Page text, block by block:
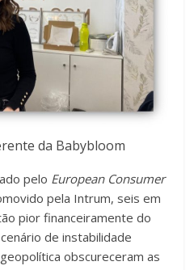
da Babybloom
pelo European Consumer
pela Intrum, seis em
pior financeiramente do
de instabilidade
obscureceram as